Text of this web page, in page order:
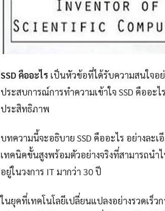
SSD คืออะไร เป็นหัวข้อที่ได้รับความสนใจอ
ประสบการณ์การทำความเข้าใจ SSD คืออ
ประสิทธิภาพ
บทความนี้จะอธิบาย SSD คืออะไร อย่างละ
เทคนิคขั้นสูงพร้อมตัวอย่างจริงที่สามารถน
อยู่ในวงการ IT มากว่า 30 ปี
ในยุคที่เทคโนโลยีเปลี่ยนแปลงอย่างรวดเร็ว